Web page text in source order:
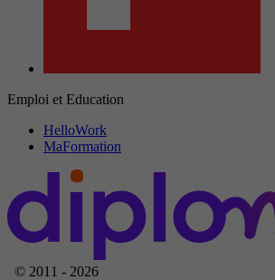
Emploi et Education
HelloWork
MaFormation
© 2011 - 2026